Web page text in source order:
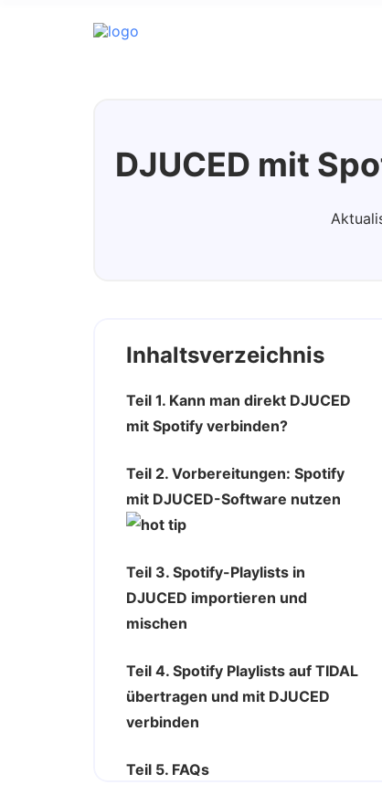
DJUCED mit
Inhaltsverzeichnis
Teil 1. Kann man direkt DJUCED
mit Spotify verbinden?
Teil 2. Vorbereitungen: Spotify
mit DJUCED-Software nutzen
Teil 3. Spotify-Playlists in
DJUCED importieren und
mischen
Teil 4. Spotify Playlists auf TIDAL
übertragen und mit DJUCED
verbinden
Teil 5. FAQs